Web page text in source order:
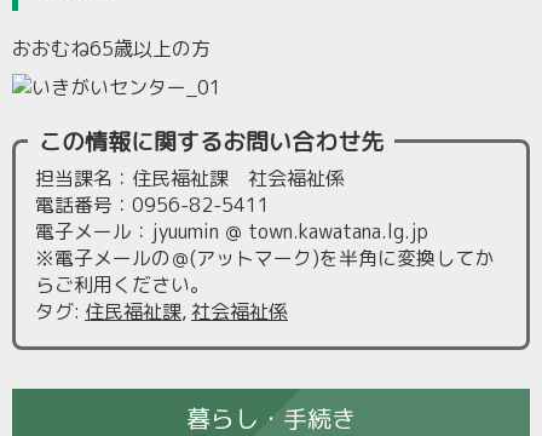
おおむね65歳以上の方
この情報に関するお問い合わせ先
担当課名：住民福祉課 社会福祉係
電話番号：0956-82-5411
電子メール：jyuumin ＠ town.kawatana.lg.jp
※電子メールの＠(アットマーク)を半角に変換してか
らご利用ください。
タグ: 住民福祉課,社会福祉係
暮らし・手続き